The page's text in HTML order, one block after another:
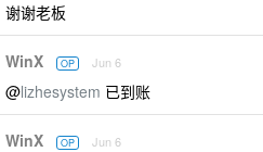
谢谢老板
WinX OP Jun 6
@lizhesystem 已到账
WinX OP Jun 6